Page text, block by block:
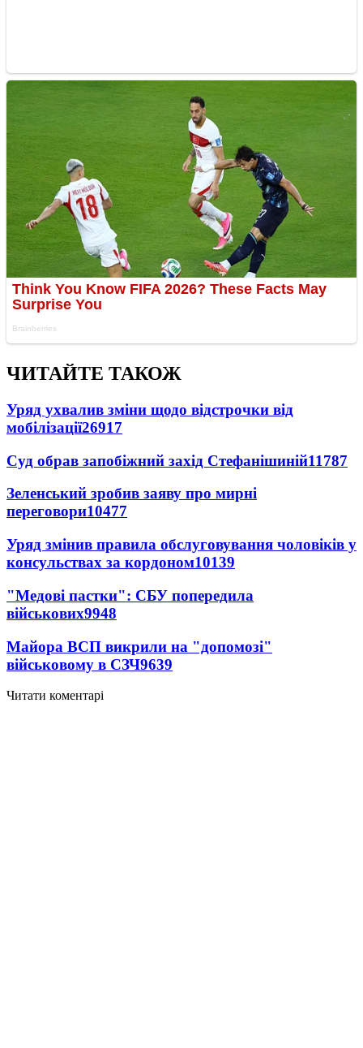
ЧИТАЙТЕ ТАКОЖ
Уряд ухвалив зміни щодо відстрочки від
мобілізації26917
Суд обрав запобіжний захід Стефанішиній11787
Зеленський зробив заяву про мирні
переговори10477
Уряд змінив правила обслуговування чоловіків у
консульствах за кордоном10139
"Медові пастки": СБУ попередила
військових9948
Майора ВСП викрили на "допомозі"
військовому в СЗЧ9639
Читати коментарі